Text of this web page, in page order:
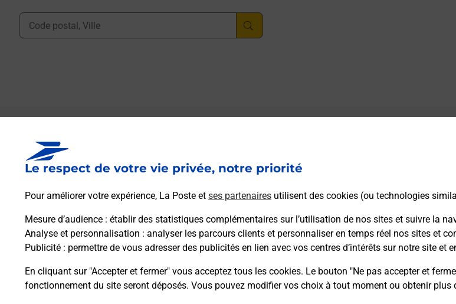
Le respect de votre vie privée, notre priorité
Pour améliorer votre expérience, La Poste et ses partenaires utilisent des cookies (ou technologies
Mesure d’audience : établir des statistiques complémentaires sur l’utilisation de nos sites et suivre la
Analyse et personnalisation : analyser les parcours clients et personnaliser en temps réel nos sites et
Publicité : permettre de vous adresser des publicités en lien avec vos centres d’intérêts sur notre site et
En cliquant sur "Accepter et fermer" vous acceptez tous les cookies. Le bouton "Ne pas accepter et
fonctionnement du site seront déposés. Vous pouvez modifier vos choix à tout moment ou obtenir
Ville, Département, Code Postal
Boîte aux lettres La Poste
Prochaine collecte du courrier vendredià
51520 Sogny Aux Moulins
Itinéraire